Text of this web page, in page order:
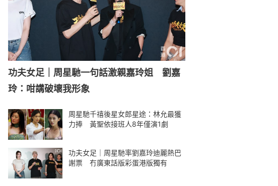
功夫女足｜周星馳一句話激親嘉玲姐 劉嘉
玲：咁講破壞我形象
周星馳千禧後星女郎星途：林允最獲
力捧 黃聖依接班人8年僅演1劇
功夫女足｜周星馳率劉嘉玲迪麗熱巴
謝票 冇廣東話版彩蛋港版獨有